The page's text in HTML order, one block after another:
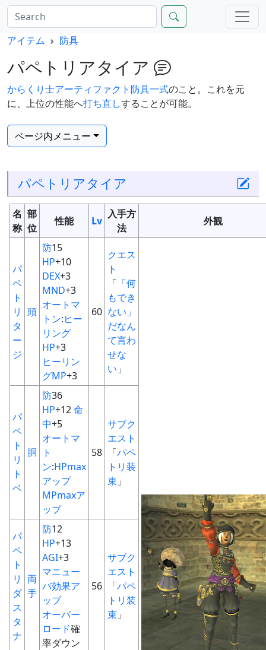
アイテム 防具
パペトリアタイア
からくり士アーティファクト 防具一式のこと。これを元
に、上位の性能へ打ち直しすることが可能。
ページ内メニュー
パペトリアタイア
名
称
部
位
性能 Lv
入手方
法
外観
パ
ペ
ト
リ
タ
ー
ジ
頭
防15
HP+10
DEX+3
MND+3
オートマ
トン:ヒー
リング
HP+3
ヒーリン
グMP+3
60
クエス
ト
「 「何
もでき
ない」
だなん
て言わ
せな
い 」
パ
ペ
ト
リ
ト
ベ
胴
防36
HP+12命
中+5
オートマ
ト
ン:HPmax
アップ
MPmaxア
ップ
58
サブク
エスト
「パペ
トリ装
束 」
パ
ペ
ト
リ
ダ
ス
タ
ナ
両
手
防12
HP+13
AGI+3
マニュー
バ効果ア
ップ
オーバー
ロード確
率ダウン
56
サブク
エスト
「パペ
トリ装
束 」